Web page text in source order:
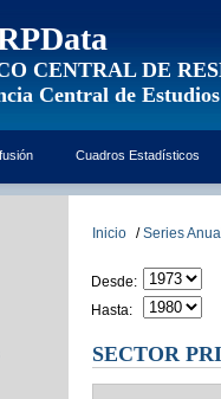
CENTRAL DE
Central de
Cuadros Estadísticos
Inicio / Series
Desde:
Hasta:
SECTOR